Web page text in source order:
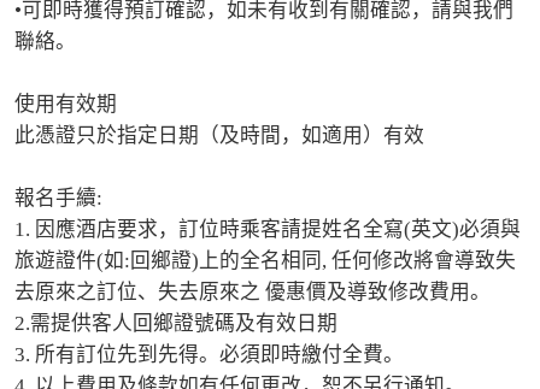
•可即時獲得預訂確認，如未有收到有關確認，請與我們
聯絡。
使用有效期
此憑證只於指定日期（及時間，如適用）有效
報名手續:
1. 因應酒店要求，訂位時乘客請提姓名全寫(英文)必須與
旅遊證件(如:回鄉證)上的全名相同, 任何修改將會導致失
去原來之訂位、失去原來之 優惠價及導致修改費用。
2.需提供客人回鄉證號碼及有效日期
3. 所有訂位先到先得。必須即時繳付全費。